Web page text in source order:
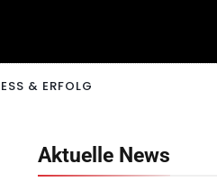
& ERFOLG
Aktuelle News